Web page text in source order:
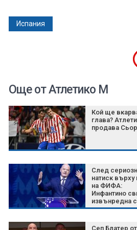
Испания
Още от Атлетико М
Кой ще
глава?
продава
След
натиск
на ФИФА:
Инфантино
извънредна
на върха на
Сеп Блатер